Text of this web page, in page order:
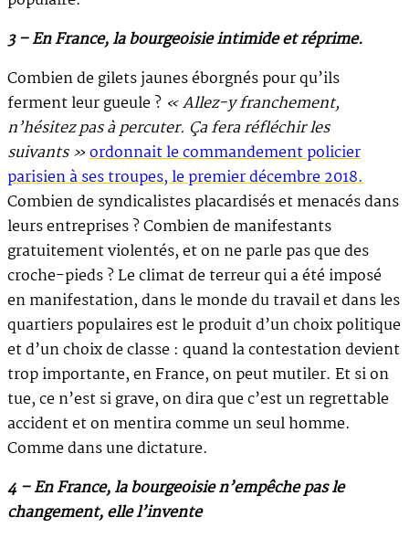
3 – En France, la bourgeoisie intimide et réprime.
Combien de gilets jaunes éborgnés pour qu’ils
ferment leur gueule ? « Allez-y franchement,
n’hésitez pas à percuter. Ça fera réfléchir les
suivants »ordonnait le commandement policier
parisien à ses troupes, le premier décembre 2018.
Combien de syndicalistes placardisés et menacés dans
leurs entreprises ? Combien de manifestants
gratuitement violentés, et on ne parle pas que des
croche-pieds ? Le climat de terreur qui a été imposé
en manifestation, dans le monde du travail et dans les
quartiers populaires est le produit d’un choix politique
et d’un choix de classe : quand la contestation devient
trop importante, en France, on peut mutiler. Et si on
tue, ce n’est si grave, on dira que c’est un regrettable
accident et on mentira comme un seul homme.
Comme dans une dictature.
4 – En France, la bourgeoisie n’empêche pas le
changement, elle l’invente